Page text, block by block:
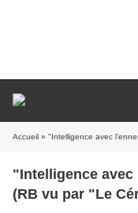
Accueil » "Intelligence avec
"Intelligence avec
(RB vu par "Le